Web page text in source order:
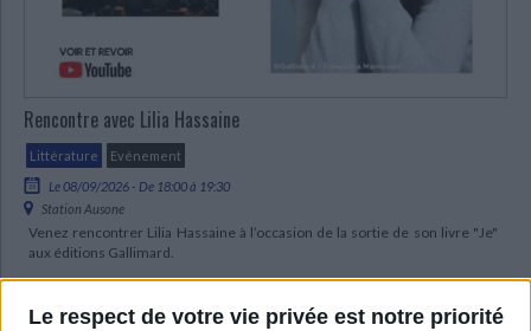
Le respect de votre vie privée est notre priorité
Rencontre avec Lilia Hassaine
Littérature
Evénement
Le 08/09/2026 - De 18:00 à 19:30
Station Ausone
Venez rencontrer Lilia Hassaine à l’occasion de la sortie de son livre "Je"
aux éditions Gallimard.